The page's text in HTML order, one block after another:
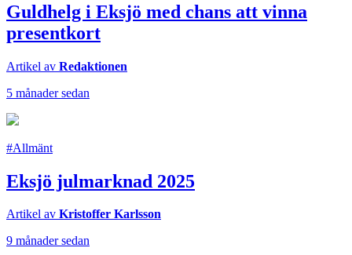
Guldhelg i Eksjö med chans att vinna
presentkort
Artikel av Redaktionen
5 månader sedan
#Allmänt
Eksjö julmarknad 2025
Artikel av Kristoffer Karlsson
9 månader sedan